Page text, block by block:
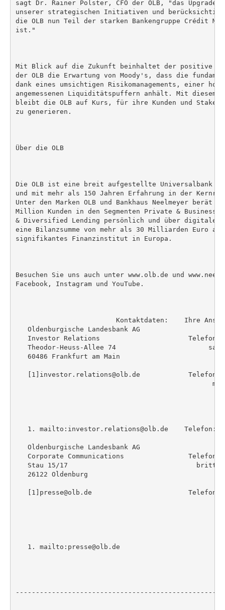
sagt Dr. Rainer Polster, CFO der OLB, "das
unserer strategischen Initiativen und berücksichtigt
die OLB nun Teil der starken Bankengruppe Crédit
ist."
Mit Blick auf die Zukunft beinhaltet der positive
der OLB die Erwartung von Moody's, dass die
dank eines umsichtigen Risikomanagements, einer
angemessenen Liquiditätspuffern anhält. Mit diesem
bleibt die OLB auf Kurs, für ihre Kunden und
zu generieren.
Über die OLB
Die OLB ist eine breit aufgestellte Universalbank
und mit mehr als 150 Jahren Erfahrung in der
Unter den Marken OLB und Bankhaus Neelmeyer berät
Million Kunden in den Segmenten Private & Business
& Diversified Lending persönlich und über digitale
eine Bilanzsumme von mehr als 30 Milliarden Euro
signifikantes Finanzinstitut in Europa.
Besuchen Sie uns auch unter www.olb.de und
Facebook, Instagram und YouTube.
Kontaktdaten:    Ihre
Oldenburgische Landesbank AG
Investor Relations                      Telefon:
Theodor-Heuss-Allee 74
   60486 Frankfurt am Main
[1]investor.relations@olb.de            Telefon:
1. mailto:investor.relations@olb.de    Telefon:
Oldenburgische Landesbank AG
Corporate Communications                Telefon:
Stau 15/17
   26122 Oldenburg
[1]presse@olb.de                        Telefon:
   1. mailto:presse@olb.de